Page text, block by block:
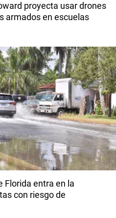
proyecta usar drones
armados en escuelas
Florida entra en la
con riesgo de